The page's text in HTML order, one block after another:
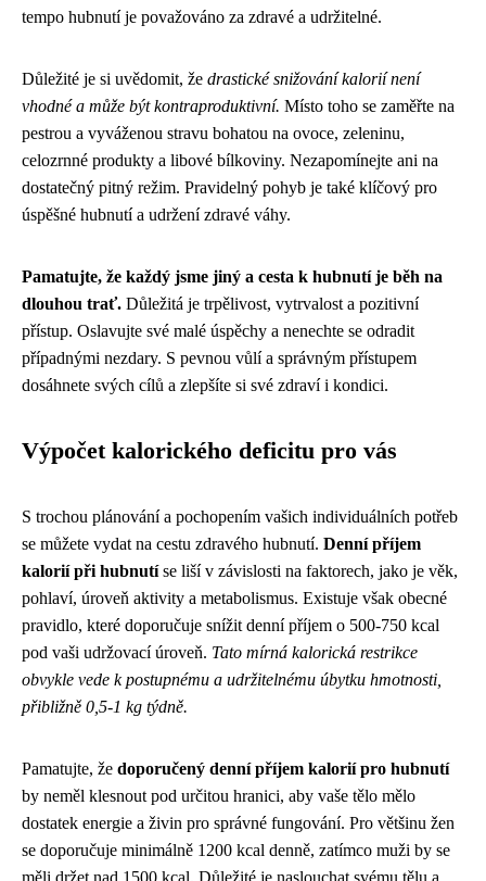
tempo hubnutí je považováno za zdravé a udržitelné.
Důležité je si uvědomit, že drastické snižování kalorií není
vhodné a může být kontraproduktivní. Místo toho se zaměřte na
pestrou a vyváženou stravu bohatou na ovoce, zeleninu,
celozrnné produkty a libové bílkoviny. Nezapomínejte ani na
dostatečný pitný režim. Pravidelný pohyb je také klíčový pro
úspěšné hubnutí a udržení zdravé váhy.
Pamatujte, že každý jsme jiný a cesta k hubnutí je běh na
dlouhou trať. Důležitá je trpělivost, vytrvalost a pozitivní
přístup. Oslavujte své malé úspěchy a nenechte se odradit
případnými nezdary. S pevnou vůlí a správným přístupem
dosáhnete svých cílů a zlepšíte si své zdraví i kondici.
Výpočet kalorického deficitu pro vás
S trochou plánování a pochopením vašich individuálních potřeb
se můžete vydat na cestu zdravého hubnutí. Denní příjem
kalorií při hubnutíse liší v závislosti na faktorech, jako je věk,
pohlaví, úroveň aktivity a metabolismus. Existuje však obecné
pravidlo, které doporučuje snížit denní příjem o 500-750 kcal
pod vaši udržovací úroveň. Tato mírná kalorická restrikce
obvykle vede k postupnému a udržitelnému úbytku hmotnosti,
přibližně 0,5-1 kg týdně.
Pamatujte, že doporučený denní příjem kalorií pro hubnutí
by neměl klesnout pod určitou hranici, aby vaše tělo mělo
dostatek energie a živin pro správné fungování. Pro většinu žen
se doporučuje minimálně 1200 kcal denně, zatímco muži by se
měli držet nad 1500 kcal. Důležité je naslouchat svému tělu a